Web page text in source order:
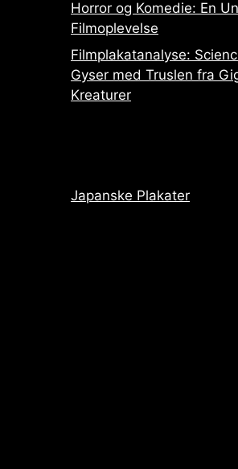
Horror og Komedie: En
Filmoplevelse
Filmplakatanalyse:
Gyser med Truslen fra
Kreaturer
Japanske Plakater